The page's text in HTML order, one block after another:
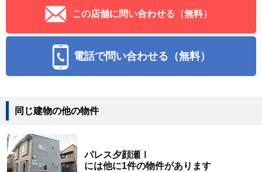
この店舗に問い合わせる（無料）
電話で問い合わせる（無料）
同じ建物の他の物件
パレス夕顔瀬Ⅰ
には他に1件の物件があります